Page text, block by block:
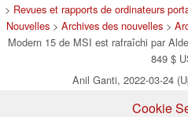
> Revues et rapports de ordinateurs
Nouvelles > Archives des nouvelles >
Modern 15 de MSI est rafraîchi par
849 $
Anil Ganti, 2022-03-24
Cookie